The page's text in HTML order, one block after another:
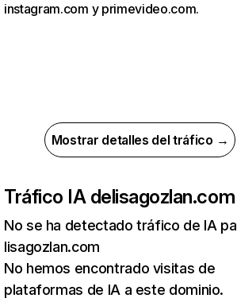
instagram.com y primevideo.com.
Mostrar detalles del tráfico →
Tráfico IA delisagozlan.com
No se ha detectado tráfico de IA
lisagozlan.com
No hemos encontrado visitas de
plataformas de IA a este dominio.